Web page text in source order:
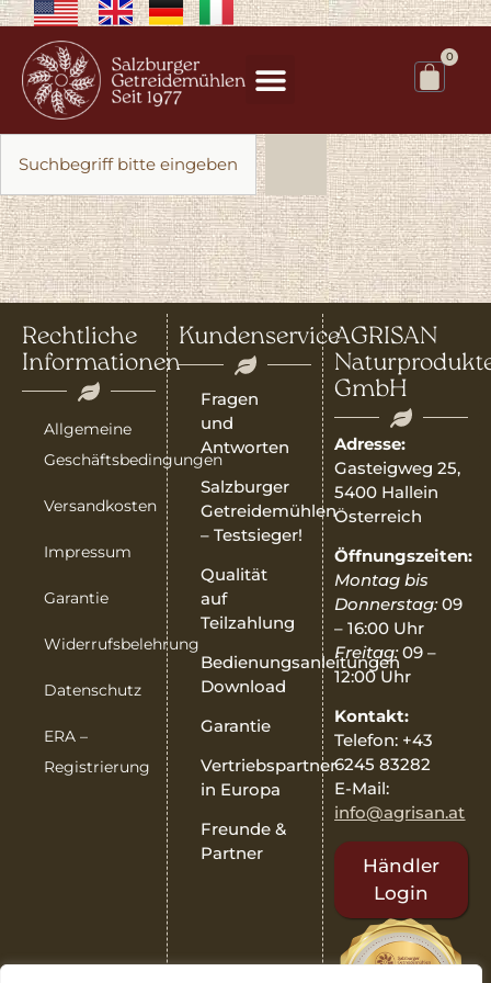
0
Rechtliche
Informationen
Allgemeine
Geschäftsbedingungen
Versandkosten
Impressum
Garantie
Widerrufsbelehrung
Datenschutz
ERA –
Registrierung
Kundenservice
Fragen
und
Antworten
Salzburger
Getreidemühlen
– Testsieger!
Qualität
auf
Teilzahlung
Bedienungsanleitungen
Download
Garantie
Vertriebspartner
in Europa
Freunde &
Partner
AGRISAN
GmbH
Adresse:
Gasteigweg 25,
5400 Hallein
Österreich
Öffnungszeiten:
Montag bis
Donnerstag:09
– 16:00 Uhr
Freitag:09 –
12:00 Uhr
Kontakt:
Telefon: +43
6245 83282
E-Mail:
info@agrisan.at
Händler
Login